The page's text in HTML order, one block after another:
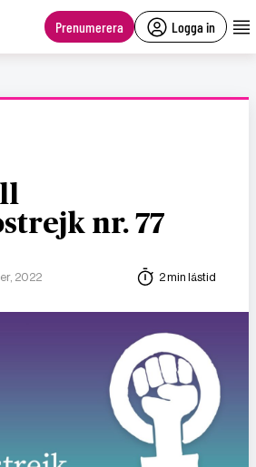
Prenumerera Logga in
nr. 77
2022 2 min lästid